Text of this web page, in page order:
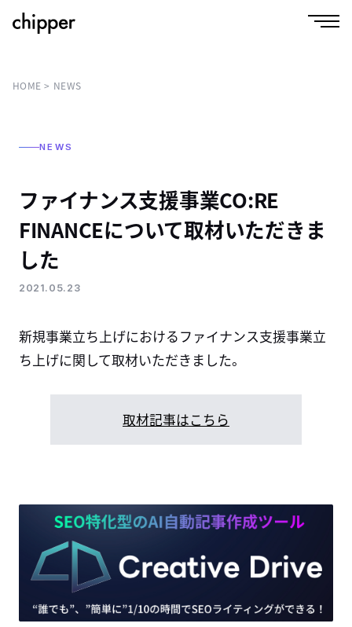
HOME NEWS
NEWS
ファイナンス支援事業CO:RE
FINANCEについて取材いただきま
した
2021.05.23
新規事業立ち上げにおけるファイナンス支援事業立
ち上げに関して取材いただきました。
取材記事はこちら